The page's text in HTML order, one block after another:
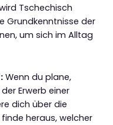
Tschechisch
Grundkenntnisse der
um sich im Alltag
Wenn du plane,
Erwerb einer
dich über die
heraus, welcher